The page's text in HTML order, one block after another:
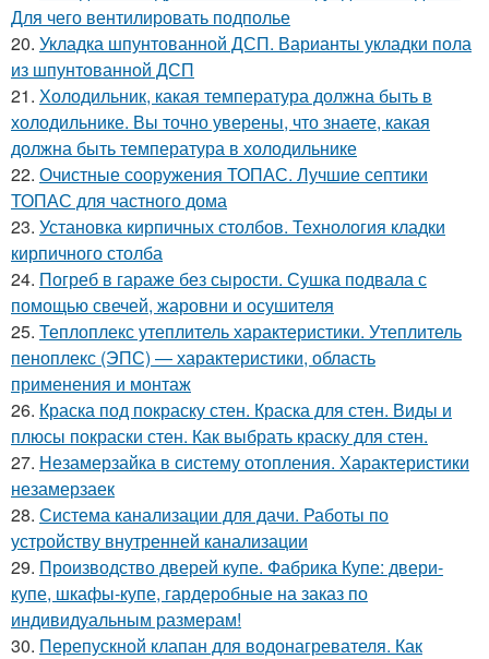
Для чего вентилировать подполье
20. Укладка шпунтованной ДСП. Варианты укладки пола
из шпунтованной ДСП
21. Холодильник, какая температура должна быть в
холодильнике. Вы точно уверены, что знаете, какая
должна быть температура в холодильнике
22. Очистные сооружения ТОПАС. Лучшие септики
ТОПАС для частного дома
23. Установка кирпичных столбов. Технология кладки
кирпичного столба
24. Погреб в гараже без сырости. Сушка подвала с
помощью свечей, жаровни и осушителя
25. Теплоплекс утеплитель характеристики. Утеплитель
пеноплекс (ЭПС) — характеристики, область
применения и монтаж
26. Краска под покраску стен. Краска для стен. Виды и
плюсы покраски стен. Как выбрать краску для стен.
27. Незамерзайка в систему отопления. Характеристики
незамерзаек
28. Система канализации для дачи. Работы по
устройству внутренней канализации
29. Производство дверей купе. Фабрика Купе: двери-
купе, шкафы-купе, гардеробные на заказ по
индивидуальным размерам!
30. Перепускной клапан для водонагревателя. Как